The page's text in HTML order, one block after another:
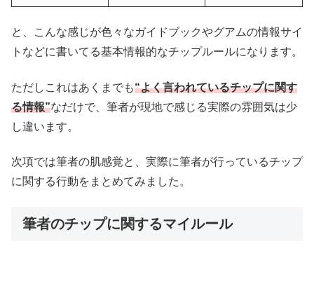
と、こんな感じが色々なガイドブックやグアムの情報サイ
トなどに書いてる基本情報的なチップルールになります。
ただしこれはあくまでも“よく言われているチップに関す
る情報”なだけで、筆者が現地で感じる実際の雰囲気は少
し違います。
次項では筆者の肌感覚と、実際に筆者が行っているチップ
に関する行動をまとめてみました。
筆者のチップに関するマイルール